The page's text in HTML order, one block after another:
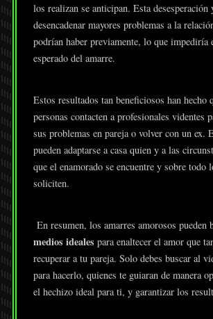
los realizan se anticipan. Esta desesperación
desencadenar mayores problemas a la
podrían haber previamente, lo que impediría
esperado del amarre.
Estos resultados tan beneficiosos han hecho
personas contacten a profesionales videntes
sus problemas en pareja o volver con un ex.
pueden adaptarse a casa quien y a las
que el enamorado se encuentre y sobre todo
soliciten.
En resumen, los amarres amorosos pueden
medios ideales para enaltecer el amor que
recuperar a tu pareja. Solo debes buscar al
para hacerlo, quienes te guiaran de manera
el hechizo ideal para ti, y garantizar los